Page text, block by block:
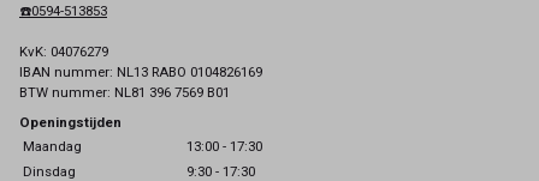
☎️0594-513853
KvK: 04076279
IBAN nummer: NL13 RABO 0104826169
BTW nummer: NL81 396 7569 B01
Openingstijden
Maandag
13:00 - 17:30
Dinsdag
9:30 - 17:30